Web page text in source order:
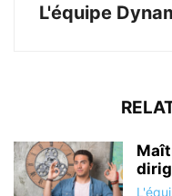
L'équipe